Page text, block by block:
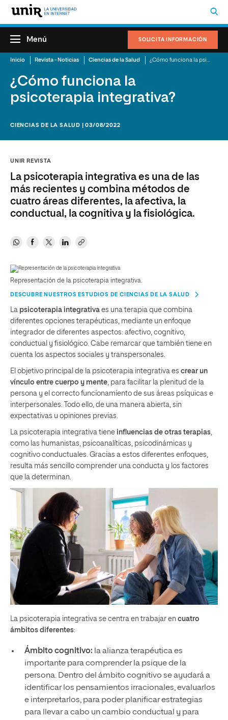
SOLICITA INFORMACIÓN
Menú
Inicio Revista - Noticias Ciencias de la Salud
¿Cómo funciona la
psicoterapia integrativa?
CIENCIAS DE LA SALUD | 03/08/2022
UNIR REVISTA
La psicoterapia integrativa es una de las
más recientes y combina métodos de
cuatro áreas diferentes, la afectiva, la
conductual, la cognitiva y la fisiológica.
Representación de la psicoterapia integrativa.
DESCUBRE NUESTROS ESTUDIOS DE CIENCIAS DE LA SALUD
La psicoterapia integrativa es una terapia que combina
diferentes opciones terapéuticas, mediante un enfoque
integrador de diferentes aspectos: afectivo, cognitivo,
conductual y fisiológico. Cabe remarcar que también tiene en
cuenta los aspectos sociales y transpersonales.
El objetivo principal de la psicoterapia integrativa es crear un
vínculo entre cuerpo y mente, para facilitar la plenitud de la
persona y el correcto funcionamiento de sus áreas psíquicas e
interpersonales. Todo ello, de una manera abierta, sin
expectativas u opiniones previas.
La psicoterapia integrativa tiene influencias de otras terapias,
como las humanistas, psicoanalíticas, psicodinámicas y
cognitivo conductuales. Gracias a estos diferentes enfoques,
resulta más sencillo comprender una conducta y los factores
que la determinan.
La psicoterapia integrativa se centra en trabajar en cuatro
ámbitos diferentes:
Ámbito cognitivo: la alianza terapéutica es
importante para comprender la psique de la
persona. Dentro del ámbito cognitivo se ayudará a
identificar los pensamientos irracionales, evaluarlos
e interpretarlos, para poder planificar estrategias
para llevar a cabo un cambio conductual y para